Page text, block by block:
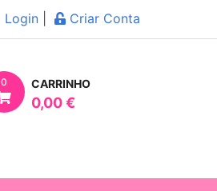
Login Criar Conta
0 CARRINHO
0,00 €